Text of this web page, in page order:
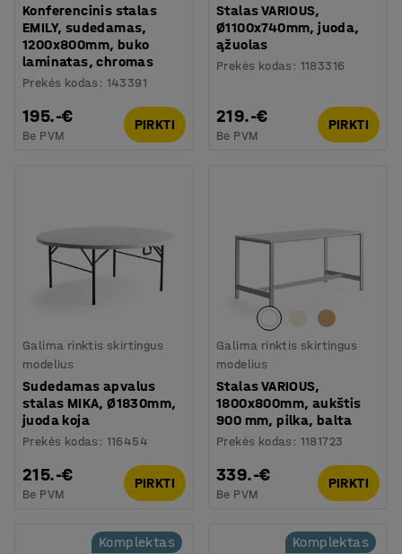
Konferencinis stalas
EMILY, sudedamas,
1200x800mm, buko
laminatas, chromas
Prekės kodas : 143391
195.-€
Be PVM
PIRKTI
Stalas VARIOUS,
Ø1100x740mm, juoda,
ąžuolas
Prekės kodas : 1183316
219.-€
Be PVM
PIRKTI
Galima rinktis skirtingus
modelius
Sudedamas apvalus
stalas MIKA, Ø1830mm,
juoda koja
Prekės kodas : 116454
215.-€
Be PVM
PIRKTI
Galima rinktis skirtingus
modelius
Stalas VARIOUS,
1800x800mm, aukštis
900 mm, pilka, balta
Prekės kodas : 1181723
339.-€
Be PVM
PIRKTI
Komplektas Komplektas